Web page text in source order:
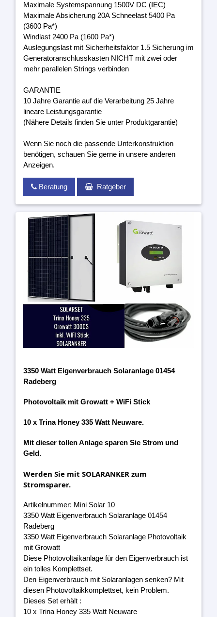
Maximale Systemspannung 1500V DC (IEC)
Maximale Absicherung 20A Schneelast 5400 Pa
(3600 Pa*)
Windlast 2400 Pa (1600 Pa*)
Auslegungslast mit Sicherheitsfaktor 1.5 Sicherung im
Generatoranschlusskasten NICHT mit zwei oder
mehr parallelen Strings verbinden
GARANTIE
10 Jahre Garantie auf die Verarbeitung 25 Jahre
lineare Leistungsgarantie
(Nähere Details finden Sie unter Produktgarantie)
Wenn Sie noch die passende Unterkonstruktion
benötigen, schauen Sie gerne in unsere anderen
Anzeigen.
Beratung Ratgeber
3350 Watt Eigenverbrauch Solaranlage 01454
Radeberg
Photovoltaik mit Growatt + WiFi Stick
10 x Trina Honey 335 Watt Neuware.
Mit dieser tollen Anlage sparen Sie Strom und
Geld.
Werden Sie mit SOLARANKER zum
Stromsparer.
Artikelnummer: Mini Solar 10
3350 Watt Eigenverbrauch Solaranlage 01454
Radeberg
3350 Watt Eigenverbrauch Solaranlage Photovoltaik
mit Growatt
Diese Photovoltaikanlage für den Eigenverbrauch ist
ein tolles Komplettset.
Den Eigenverbrauch mit Solaranlagen senken? Mit
diesen Photovoltaikkomplettset, kein Problem.
Dieses Set erhält :
10 x Trina Honey 335 Watt Neuware